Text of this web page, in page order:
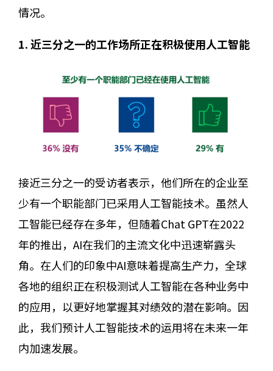
情况。
1. 近三分之一的工作场所正在积极使用人工智能
接近三分之一的受访者表示，他们所在的企业至
少有一个职能部门已采用人工智能技术。虽然人
工智能已经存在多年，但随着Chat GPT在2022
年的推出，AI在我们的主流文化中迅速崭露头
角。在人们的印象中AI意味着提高生产力，全球
各地的组织正在积极测试人工智能在各种业务中
的应用，以更好地掌握其对绩效的潜在影响。因
此，我们预计人工智能技术的运用将在未来一年
内加速发展。